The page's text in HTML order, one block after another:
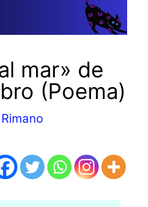
mar» de
(Poema)